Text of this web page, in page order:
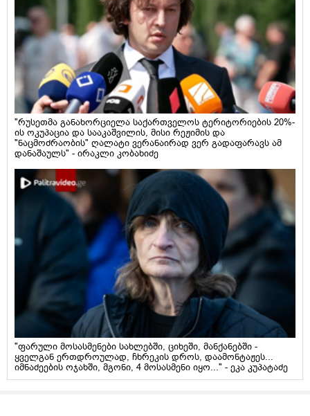
"რუსეთმა განახორციელა საქართველოს ტერიტორიების 20%-
ის ოკუპაცია და სააკაშვილის, მისი რეჟიმის და
"ნაცმოძრაობის" ღალატი ვერანაირად ვერ გადაფარავს ამ
დანაშაულს" - ირაკლი კობახიძე
"ფარული მოსასმენები სახლებში, ციხეში, მანქანებში -
ყველგან ერთდროულად, ჩხრეკის დროს, დაამონტაჟეს...
იმნაძეების ოჯახში, მგონი, 4 მოსასმენი იყო..." - ეკა კუპატაძე